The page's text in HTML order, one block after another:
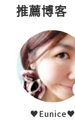
推薦博客
♥Eunice♥